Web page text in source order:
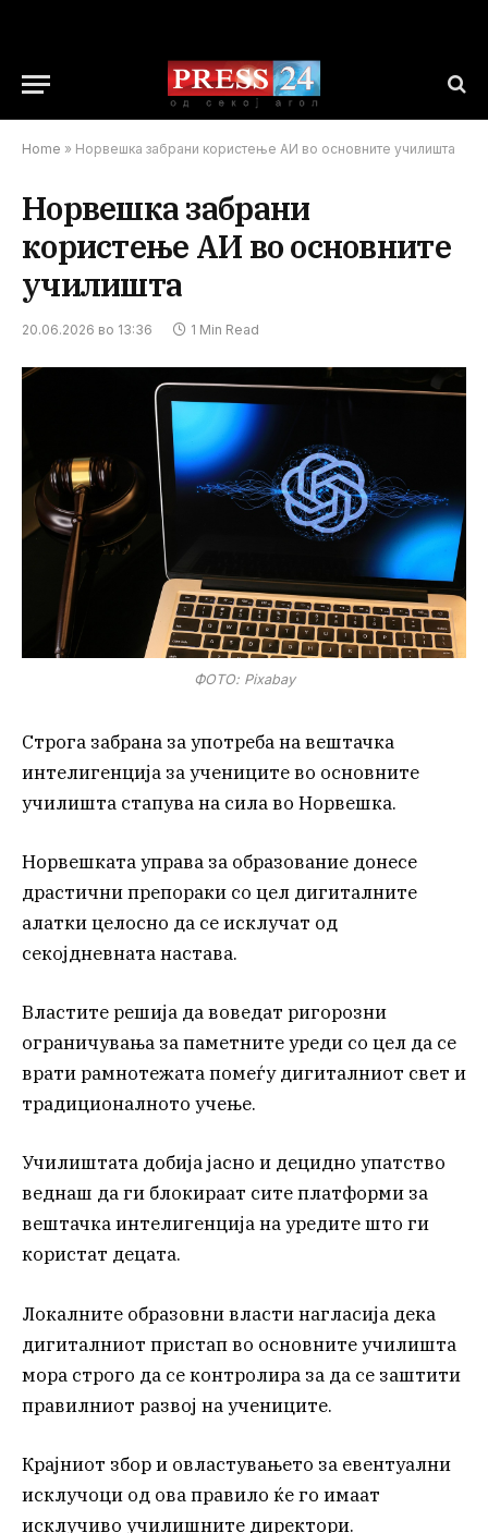
Home » Норвешка забрани користење АИ во основните училишта
Норвешка забрани
користење АИ во основните
училишта
20.06.2026 во 13:36 1 Min Read
ФОТО: Pixabay
Строга забрана за употреба на вештачка
интелигенција за учениците во основните
училишта стапува на сила во Норвешка.
Норвешката управа за образование донесе
драстични препораки со цел дигиталните
алатки целосно да се исклучат од
секојдневната настава.
Властите решија да воведат ригорозни
ограничувања за паметните уреди со цел да се
врати рамнотежата помеѓу дигиталниот свет и
традиционалното учење.
Училиштата добија јасно и децидно упатство
веднаш да ги блокираат сите платформи за
вештачка интелигенција на уредите што ги
користат децата.
Локалните образовни власти нагласија дека
дигиталниот пристап во основните училишта
мора строго да се контролира за да се заштити
правилниот развој на учениците.
Крајниот збор и овластувањето за евентуални
исклучоци од ова правило ќе го имаат
исклучиво училишните директори.